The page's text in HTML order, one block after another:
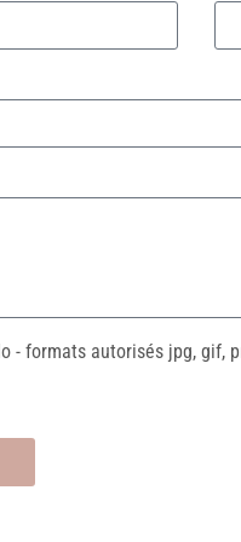
- formats autorisés jpg, gif,